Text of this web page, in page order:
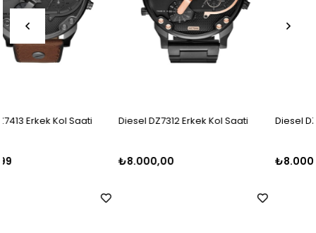
Diesel DZ7312 Erkek Kol Saati Diesel DZ7396 Erkek Kol Saati
₺8.000,00